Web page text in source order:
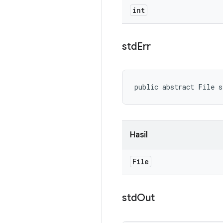
int
stdErr
public abstract File
Hasil
File
stdOut